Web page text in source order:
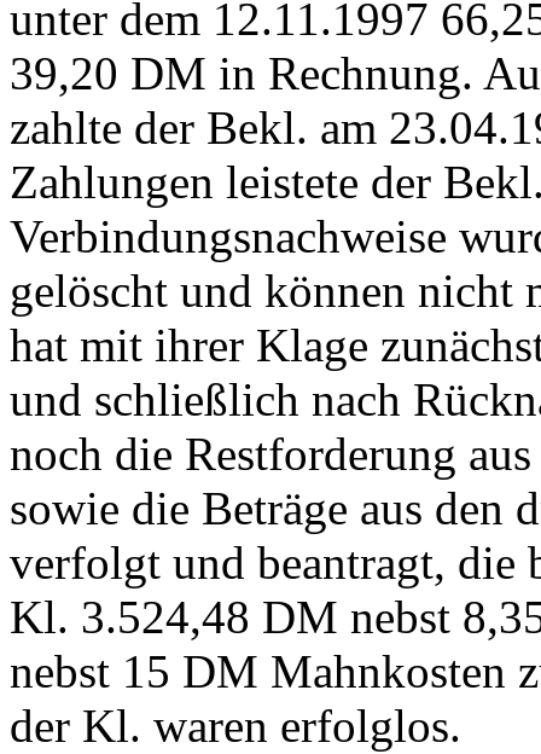
unter dem 12.11.1997
39,20 DM in Rechnung.
zahlte der Bekl. am
Zahlungen leistete der
Verbindungsnachweise
gelöscht und können nicht
hat mit ihrer Klage
und schließlich nach
noch die Restforderung
sowie die Beträge aus den
verfolgt und beantragt, die
Kl. 3.524,48 DM nebst
nebst 15 DM Mahnkosten
der Kl. waren erfolglos.